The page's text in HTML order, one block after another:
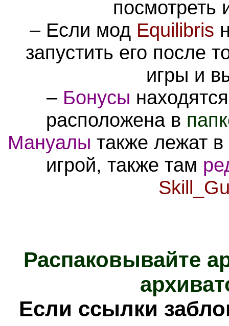
посмотреть
– Если мод Equilibris
запустить его после
игры и
– Бонусы
расположена в
Мануалы также лежат в
игрой, также там
Распаковывайте
Если ссылки